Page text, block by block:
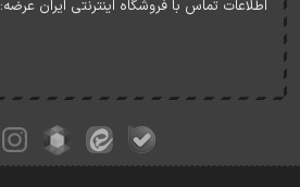
اطلاعات تماس با فروشگاه اینترنتی ایران عرضه: